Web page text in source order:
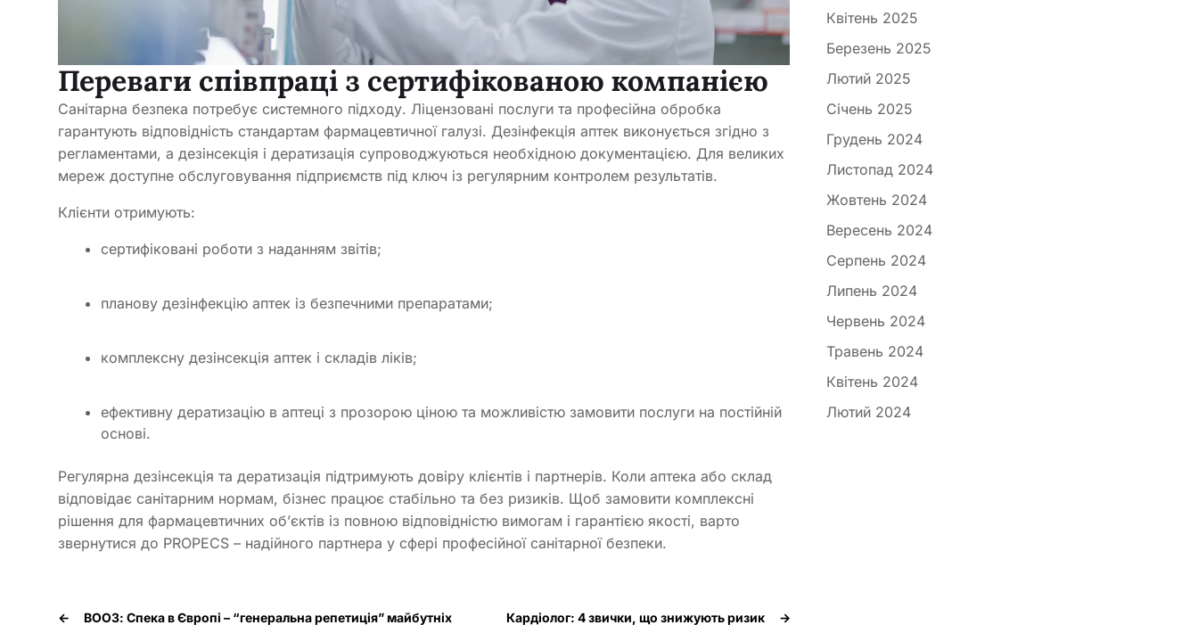
Переваги співпраці з сертифікованою компанією
Санітарна безпека потребує системного підходу. Ліцензовані послуги та професійна обробка
гарантують відповідність стандартам фармацевтичної галузі. Дезінфекція аптек виконується згідно з
регламентами, а дезінсекція і дератизація супроводжуються необхідною документацією. Для великих
мереж доступне обслуговування підприємств під ключ із регулярним контролем результатів.
Клієнти отримують:
сертифіковані роботи з наданням звітів;
планову дезінфекцію аптек із безпечними препаратами;
комплексну дезінсекція аптек і складів ліків;
ефективну дератизацію в аптеці з прозорою ціною та можливістю замовити послуги на постійній
основі.
Регулярна дезінсекція та дератизація підтримують довіру клієнтів і партнерів. Коли аптека або склад
відповідає санітарним нормам, бізнес працює стабільно та без ризиків. Щоб замовити комплексні
рішення для фармацевтичних об’єктів із повною відповідністю вимогам і гарантією якості, варто
звернутися до PROPECS – надійного партнера у сфері професійної санітарної безпеки.
← ВООЗ: Спека в Європі – “генеральна репетиція” майбутніх →
Кардіолог: 4 звички, що знижують ризик
Квітень 2025
Березень 2025
Лютий 2025
Січень 2025
Грудень 2024
Листопад 2024
Жовтень 2024
Вересень 2024
Серпень 2024
Липень 2024
Червень 2024
Травень 2024
Квітень 2024
Лютий 2024